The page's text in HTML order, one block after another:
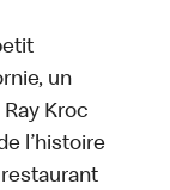
un
Kroc
l’histoire
restaurant